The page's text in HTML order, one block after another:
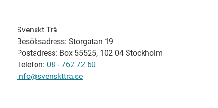
Svenskt Trä
Besöksadress: Storgatan 19
Postadress: Box 55525, 102 04 Stockholm
Telefon: 08 - 762 72 60
info@svenskttra.se